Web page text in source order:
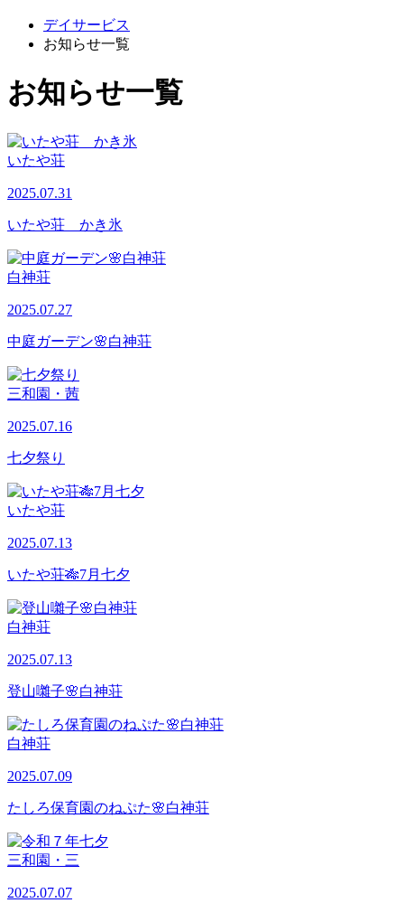
デイサービス
お知らせ一覧
お知らせ一覧
いたや荘
2025.07.31
いたや荘 かき氷
白神荘
2025.07.27
中庭ガーデン🌸白神荘
三和園・茜
2025.07.16
七夕祭り
いたや荘
2025.07.13
いたや荘🎋7月七夕
白神荘
2025.07.13
登山囃子🌸白神荘
白神荘
2025.07.09
たしろ保育園のねぷた🌸白神荘
三和園・三
2025.07.07